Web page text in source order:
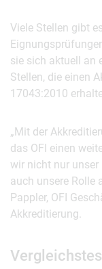
Viele Stellen gibt
sie sich aktuell an
Stellen, die einen
17043:2010
„Mit der
das OFI einen
wir nicht nur
auch unsere Rolle
Pappler, OFI
Akkreditierung.